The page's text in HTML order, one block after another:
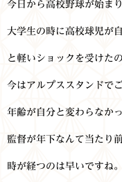
今日から高校野球が始まり
大学生の時に高校球児が
と軽いショックを受けた
今はアルプススタンドで
年齢が自分と変わらなかっ
監督が年下なんて当たり
時が経つのは早いですね。